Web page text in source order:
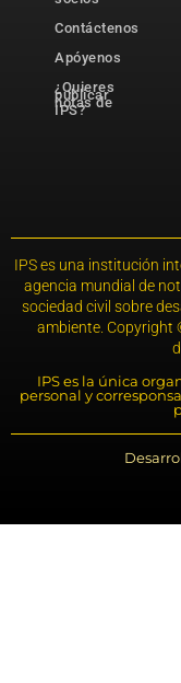
Contáctenos
Apóyenos
¿Quieres
publicar
notas de
IPS?
IPS es una institución
agencia mundial de
sociedad civil sobre
ambiente. Copyright
IPS es la única
personal y